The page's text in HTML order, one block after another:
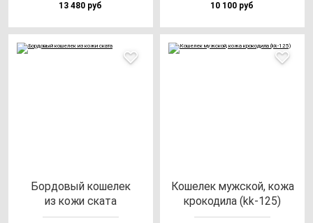
13 480 руб 10 100 руб
Бор­до­вый ко­ше­лек
из ко­жи ска­та
Коше­лек муж­ской, ко­жа
кро­ко­ди­ла (kk-125)